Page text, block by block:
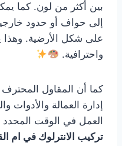
بين أكثر من لون. كما
إلى حواف أو حدود
على شكل الأرضية. وهذا
واحترافية.
كما أن المقاول المحترف
إدارة العمالة والأدوات
العمل في الوقت المحدد
تركيب الانترلوك في ام